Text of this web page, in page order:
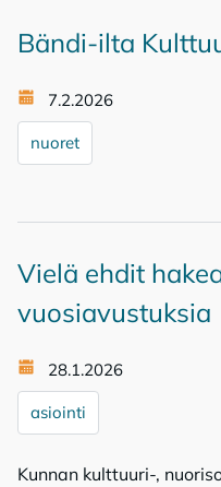
Bändi-ilta
7.2.2026
nuoret
Vielä ehdit
vuosiavustuksia
28.1.2026
asiointi
Kunnan kulttuuri-,